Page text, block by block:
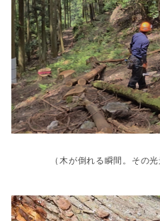
（木が倒れる瞬間。その